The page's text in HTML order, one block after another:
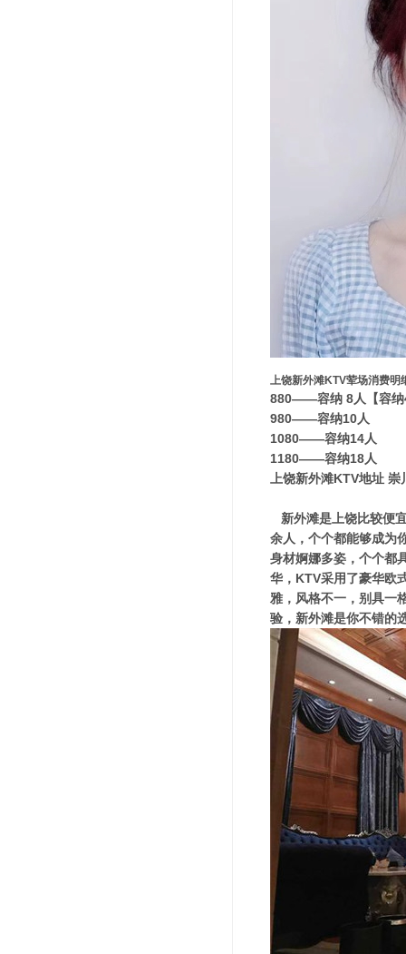
上饶新外滩KTV荤场消费明
880——容纳 8人【容纳
980——容纳10人
1080——容纳14人
1180——容纳18人
上饶新外滩KTV地址
新外滩是上饶比较便
余人，个个都能够成为
身材婀娜多姿，个个都
华，KTV采用了豪华欧
雅，风格不一，别具一
验，新外滩是你不错的